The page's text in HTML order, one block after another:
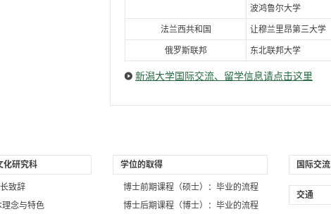
波鸿鲁尔大学
法兰西共和国
让穆兰里昂第三大学
俄罗斯联邦
东北联邦大学
新潟大学国际交流、留学信息请点击这里
化研究科
致辞
理念与特色
学位的取得
博士前期课程（硕士）：毕业的流程
博士后期课程（博士）：毕业的流程
国际交流
交通